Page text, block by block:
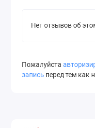
Нет отзывов об
Пожалуйста
запись перед тем как